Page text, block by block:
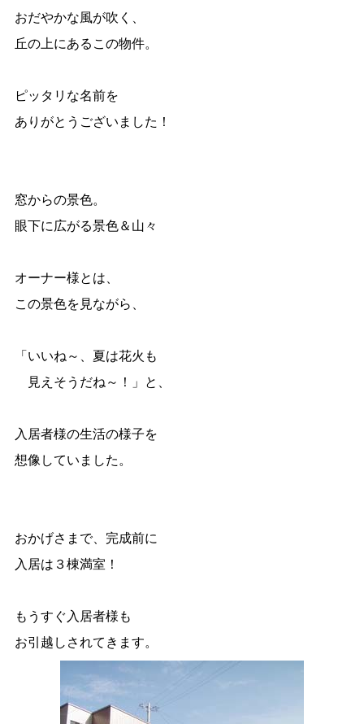
おだやかな風が吹く、
丘の上にあるこの物件。
ピッタリな名前を
ありがとうございました！
窓からの景色。
眼下に広がる景色＆山々
オーナー様とは、
この景色を見ながら、
「いいね～、夏は花火も
見えそうだね～！」と、
入居者様の生活の様子を
想像していました。
おかげさまで、完成前に
入居は３棟満室！
もうすぐ入居者様も
お引越しされてきます。